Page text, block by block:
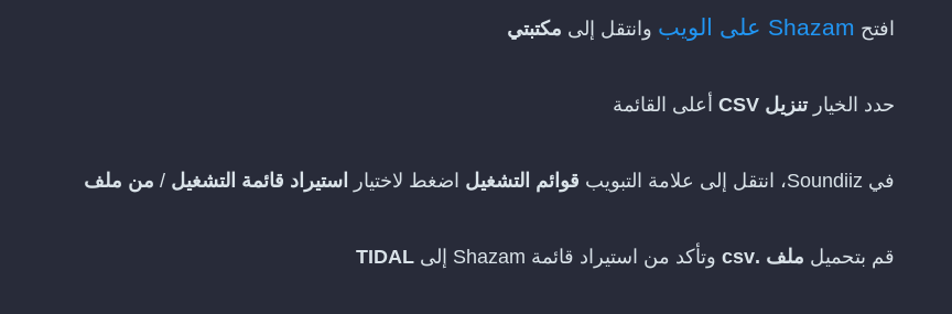
افتح Shazam على الويب وانتقل إلى مكتبتي
حدد الخيارتنزيل CSV أعلى القائمة
في Soundiiz، انتقل إلى علامة التبويب قوائم التشغيل اضغط لاختيار استيراد قائمة التشغيل / من ملف
قم بتحميل ملف .csv وتأكد من استيراد قائمة Shazam إلى TIDAL